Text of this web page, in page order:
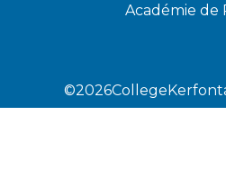
Académie de